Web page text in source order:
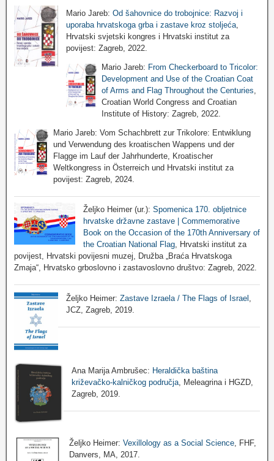
Mario Jareb: Od šahovnice do trobojnice: Razvoj i
uporaba hrvatskoga grba i zastave kroz stoljeća,
Hrvatski svjetski kongres i Hrvatski institut za
povijest: Zagreb, 2022.
Mario Jareb: From Checkerboard to Tricolor:
Development and Use of the Croatian Coat
of Arms and Flag Throughout the Centuries
Croatian World Congress and Croatian
Institute of History: Zagreb, 2022.
Mario Jareb: Vom Schachbrett zur Trikolore: Entwiklung
und Verwendung des kroatischen Wappens und der
Flagge im Lauf der Jahrhunderte, Kroatischer
Weltkongress in Österreich und Hrvatski institut za
povijest: Zagreb, 2024.
Željko Heimer (ur.): Spomenica 170. obljetnice
hrvatske državne zastave | Commemorative
Book on the Occasion of the 170th Anniversary of
the Croatian National Flag, Hrvatski institut za
povijest, Hrvatski povijesni muzej, Družba „Braća Hrvatskoga
Zmaja“, Hrvatsko grboslovno i zastavoslovno društvo: Zagreb, 2022.
Željko Heimer:Zastave Izraela / The Flags of Israel
JCZ, Zagreb, 2019.
Ana Marija Ambrušec: Heraldička baština
križevačko-kalničkog područja, Meleagrina i HGZD,
Zagreb, 2019.
Željko Heimer:Vexillology as a Social Science , FHF,
Danvers, MA, 2017.